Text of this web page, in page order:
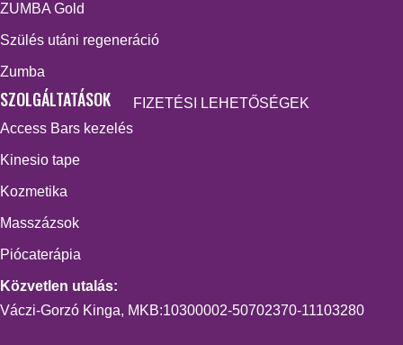
ZUMBA Gold
Szülés utáni regeneráció
Zumba
SZOLGÁLTATÁSOK
Access Bars kezelés
Kinesio tape
Kozmetika
Masszázsok
Piócaterápia
FIZETÉSI LEHETŐSÉGEK
Közvetlen utalás:
Váczi-Gorzó Kinga, MKB:10300002-50702370-11103280